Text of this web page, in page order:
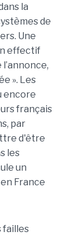
la
de
Une
effectif
». Les
encore
français
par
d'être
les
un
France
failles